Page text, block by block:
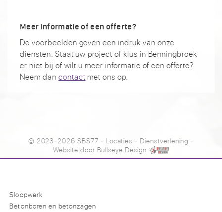
Meer informatie of een offerte?
De voorbeelden geven een indruk van onze
diensten. Staat uw project of klus in Benningbroek
er niet bij of wilt u meer informatie of een offerte?
Neem dan contactmet ons op.
© 2023-2026 SBS77 - Locaties - Dienstverlening -
Website door Bullseye Design
Sloopwerk
Betonboren en betonzagen